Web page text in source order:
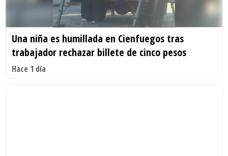
Una niña es humillada en Cienfuegos tras
trabajador rechazar billete de cinco pesos
Hace 1 día